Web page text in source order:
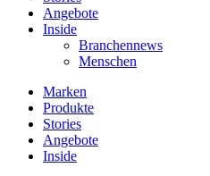
Angebote
Inside
Branchennews
Menschen
Marken
Produkte
Stories
Angebote
Inside